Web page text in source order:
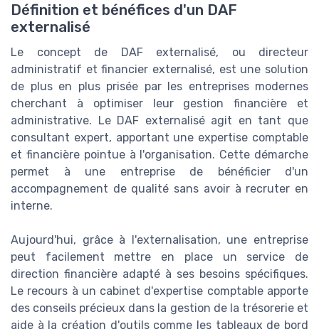
Définition et bénéfices d'un DAF
externalisé
Le concept de DAF externalisé, ou directeur
administratif et financier externalisé, est une solution
de plus en plus prisée par les entreprises modernes
cherchant à optimiser leur gestion financière et
administrative. Le DAF externalisé agit en tant que
consultant expert, apportant une expertise comptable
et financière pointue à l'organisation. Cette démarche
permet à une entreprise de bénéficier d'un
accompagnement de qualité sans avoir à recruter en
interne.
Aujourd'hui, grâce à l'externalisation, une entreprise
peut facilement mettre en place un service de
direction financière adapté à ses besoins spécifiques.
Le recours à un cabinet d'expertise comptable apporte
des conseils précieux dans la gestion de la trésorerie et
aide à la création d'outils comme les tableaux de bord